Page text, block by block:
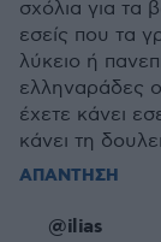
σχόλια για τα
εσείς που τα
λύκειο ή
ελληναράδες
έχετε κάνει
κάνει τη
ΑΠΑΝΤΗΣΗ
@ilias